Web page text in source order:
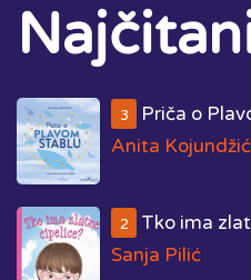
3
Priča o
Anita
2
Tko ima
Sanja Pilić